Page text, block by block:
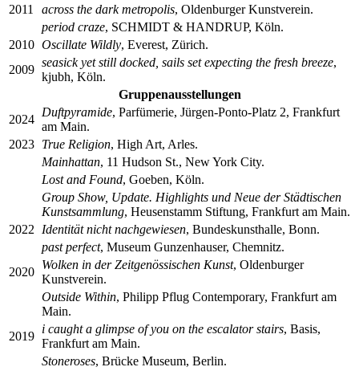
2011
across the dark metropolis, Oldenburger Kunstverein.
period craze, SCHMIDT & HANDRUP, Köln.
2010 Oscillate Wildly, Everest, Zürich.
2009
seasick yet still docked, sails set expecting the fresh breeze,
kjubh, Köln.
Gruppenausstellungen
2024
Duftpyramide, Parfümerie, Jürgen-Ponto-Platz 2, Frankfurt
am Main.
2023 True Religion, High Art, Arles.
Mainhattan, 11 Hudson St., New York City.
Lost and Found, Goeben, Köln.
Group Show, Update. Highlights und Neue der Städtischen
Kunstsammlung, Heusenstamm Stiftung, Frankfurt am Main.
2022 Identität nicht nachgewiesen, Bundeskunsthalle, Bonn.
past perfect, Museum Gunzenhauser, Chemnitz.
2020
Wolken in der Zeitgenössischen Kunst, Oldenburger
Kunstverein.
Outside Within, Philipp Pflug Contemporary, Frankfurt am
Main.
2019
i caught a glimpse of you on the escalator stairs, Basis,
Frankfurt am Main.
Stoneroses, Brücke Museum, Berlin.